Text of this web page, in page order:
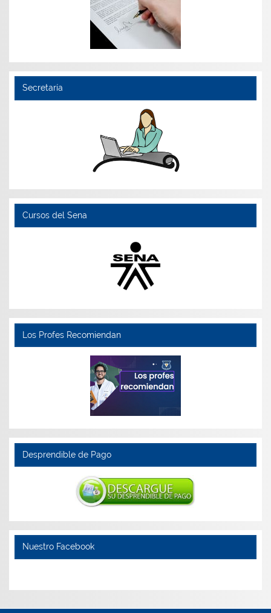
Secretaría
Cursos del Sena
Los Profes Recomiendan
Desprendible de Pago
Nuestro Facebook